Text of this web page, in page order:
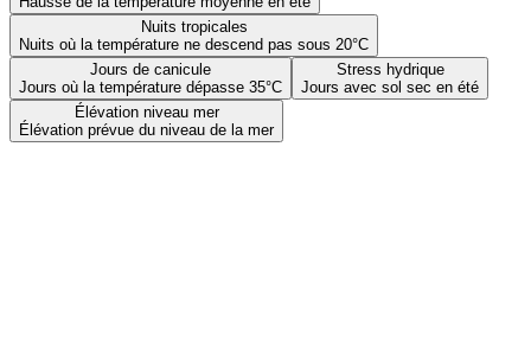
Nuits tropicales
Nuits où la température ne descend pas sous 20°C
Jours de canicule
Jours où la température dépasse 35°C
Stress hydrique
Jours avec sol sec en été
Élévation niveau mer
Élévation prévue du niveau de la mer